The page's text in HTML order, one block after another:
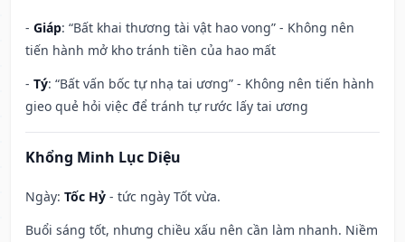
- Giáp: “Bất khai thương tài vật hao vong” - Không nên
tiến hành mở kho tránh tiền của hao mất
- Tý: “Bất vấn bốc tự nhạ tai ương” - Không nên tiến hành
gieo quẻ hỏi việc để tránh tự rước lấy tai ương
Khổng Minh Lục Diệu
Ngày: Tốc Hỷ - tức ngày Tốt vừa.
Buổi sáng tốt, nhưng chiều xấu nên cần làm nhanh. Niềm